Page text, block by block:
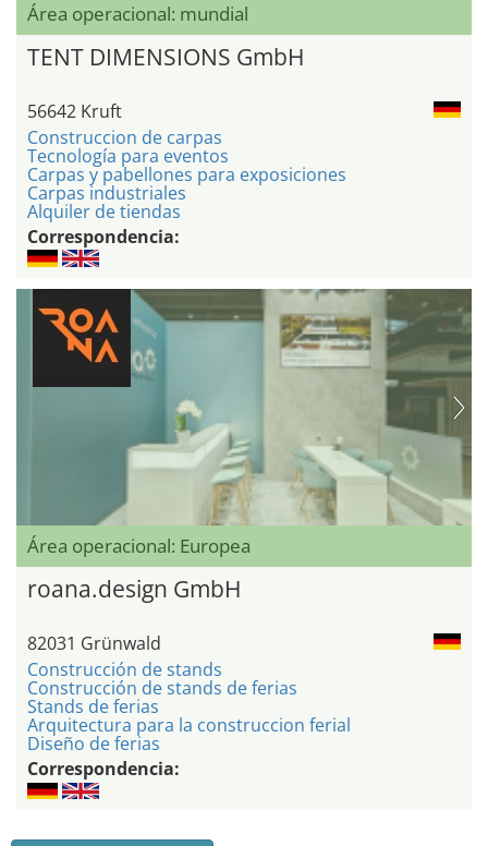
Área operacional: mundial
TENT DIMENSIONS GmbH
56642 Kruft
Construccion de carpas
Tecnología para eventos
Carpas y pabellones para exposiciones
Carpas industriales
Alquiler de tiendas
Correspondencia:
Área operacional: Europea
roana.design GmbH
82031 Grünwald
Construcción de stands
Construcción de stands de ferias
Stands de ferias
Arquitectura para la construccion ferial
Diseño de ferias
Correspondencia: